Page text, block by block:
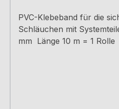
PVC-Klebeband für die
Schläuchen mit
mm Länge 10 m = 1 Rolle